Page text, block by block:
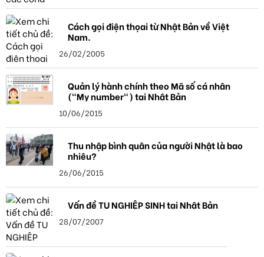
Cách gọi điện thọai từ Nhật Bản về Việt
Nam.
26/02/2005
Quản lý hành chính theo Mã số cá nhân
("My number") tại Nhật Bản
10/06/2015
Thu nhập bình quân của người Nhật là bao
nhiêu?
26/06/2015
Vấn đề TU NGHIỆP SINH tại Nhật Bản
28/07/2007